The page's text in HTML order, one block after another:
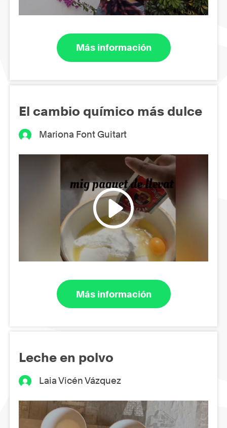
Más información
El cambio químico más dulce
Mariona Font Guitart
Más información
Leche en polvo
Laia Vicén Vázquez